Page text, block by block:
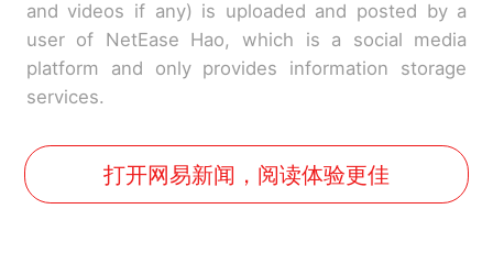
and videos if any) is uploaded and posted by a
user of NetEase Hao, which is a social media
platform and only provides information storage
services.
打开网易新闻，阅读体验更佳